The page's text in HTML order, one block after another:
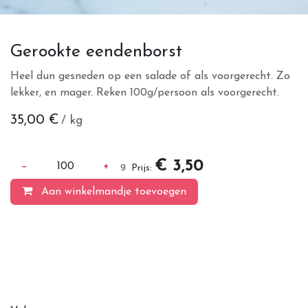
Gerookte eendenborst
Heel dun gesneden op een salade of als voorgerecht. Zo
lekker, en mager. Reken 100g/persoon als voorgerecht.
35,00 € / kg
Aan winkelmandje toevoegen
− 100 + g Prijs: € 3,50